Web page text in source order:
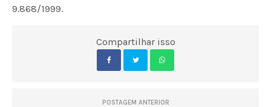
9.868/1999.
Compartilhar isso
POSTAGEM ANTERIOR